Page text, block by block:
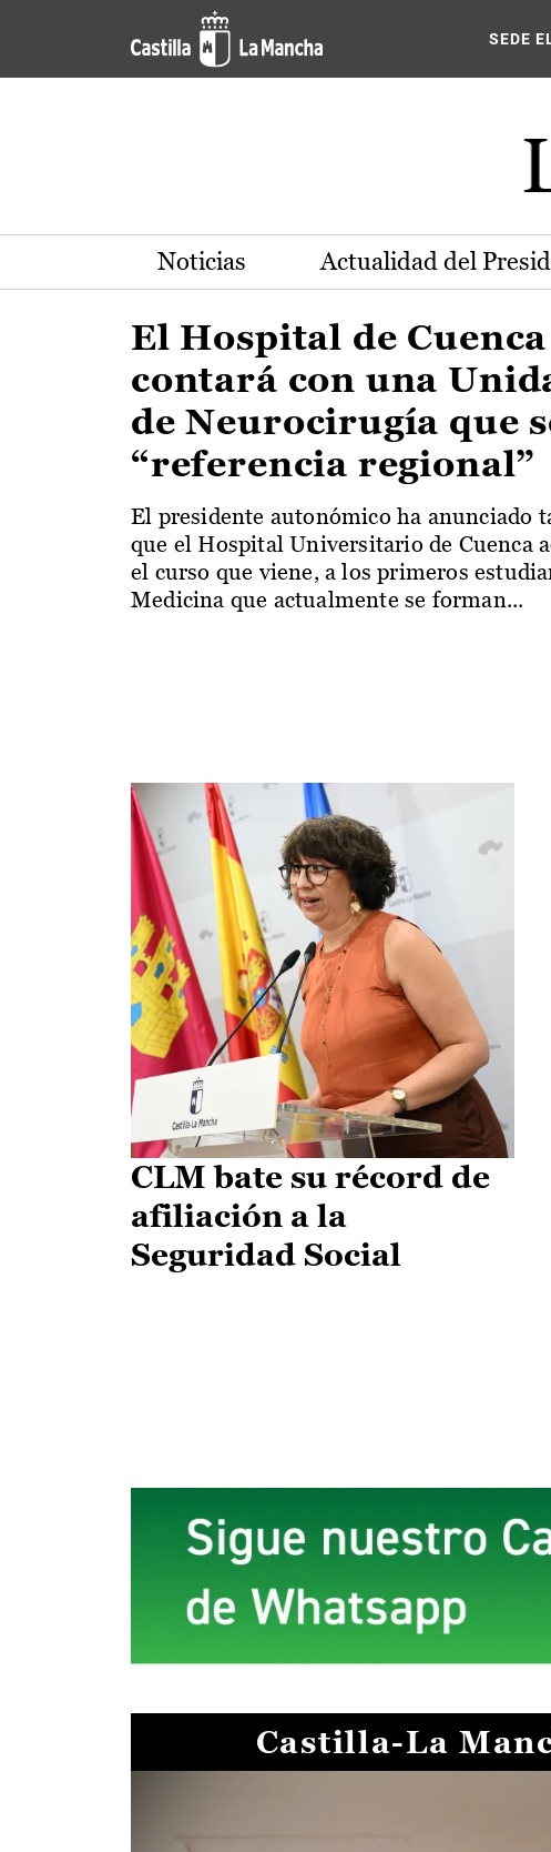
Pasar al contenido principal
Actualidad de la región de SEDE
Noticias Actualidad del
El Hospital de Cuenca
contará con una
de Neurocirugía que
“referencia regional”
El presidente autonómico ha anunciado
que el Hospital Universitario de Cuenca
el curso que viene, a los primeros
Medicina que actualmente se forman...
CLM bate su récord de
afiliación a la
Seguridad Social
Castilla-La